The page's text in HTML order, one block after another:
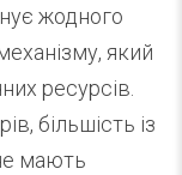
жодного
який
ресурсів.
більшість із
мають